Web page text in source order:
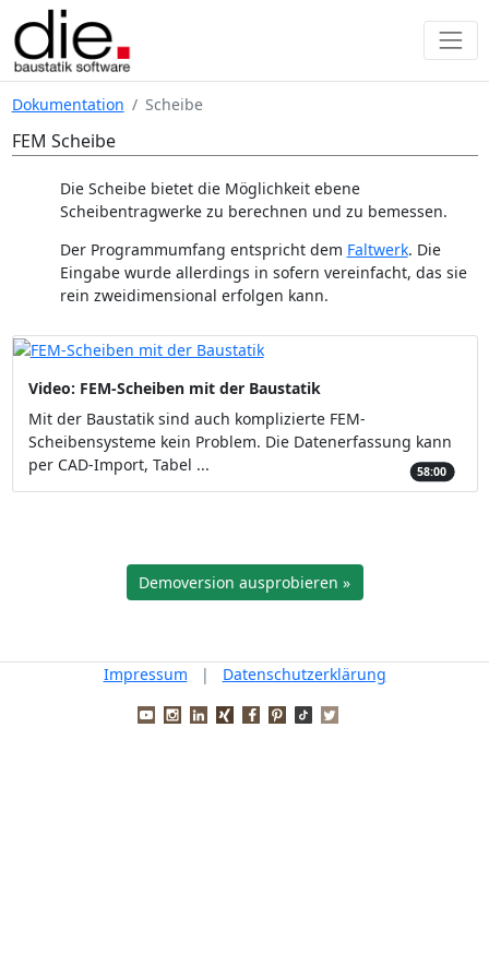
Dokumentation Scheibe
FEM Scheibe
Die Scheibe bietet die Möglichkeit ebene
Scheibentragwerke zu berechnen und zu bemessen.
Der Programmumfang entspricht dem Faltwerk. Die
Eingabe wurde allerdings in sofern vereinfacht, das sie
rein zweidimensional erfolgen kann.
Video: FEM-Scheiben mit der Baustatik
Mit der Baustatik sind auch komplizierte FEM-
Scheibensysteme kein Problem. Die Datenerfassung kann
per CAD-Import, Tabel ...
58:00
Demoversion ausprobieren »
Impressum | Datenschutzerklärung